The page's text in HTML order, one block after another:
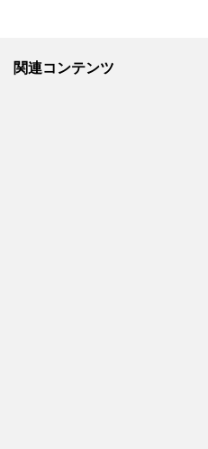
関連コンテンツ